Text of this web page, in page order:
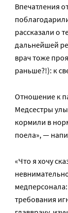
Впечатления
рассказали о
дальнейшей
врач тоже
раньше?!): к
Отношение к
Медсестры
кормили в
поела», —
«Что я хочу
требования